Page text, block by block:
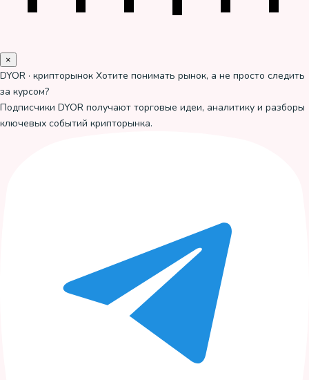
×
DYOR · крипторынок Хотите понимать рынок, а не просто следить
за курсом?
Подписчики DYOR получают торговые идеи, аналитику и разборы
ключевых событий крипторынка.